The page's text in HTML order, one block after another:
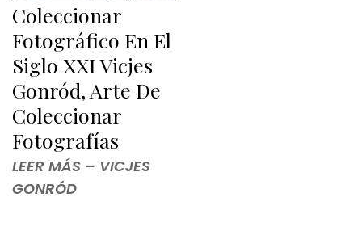
Coleccionar
Fotográfico En El
Siglo XXI Vicjes
Gonród, Arte De
Coleccionar
Fotografías
LEER MÁS – VICJES
GONRÓD